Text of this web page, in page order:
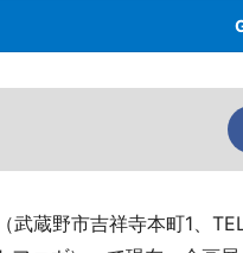
武蔵野市吉祥寺本町1、